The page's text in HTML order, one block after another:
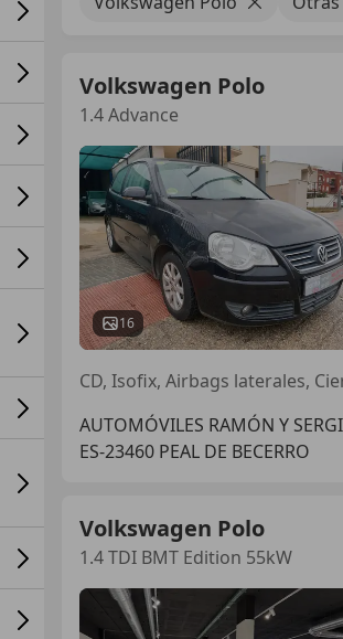
Volkswagen Polo
1.4 Advance
16
CD, Isofix, Airbags laterales,
AUTOMÓVILES RAMÓN Y
ES-23460 PEAL DE BECERRO
Volkswagen Polo
1.4 TDI BMT Edition 55kW